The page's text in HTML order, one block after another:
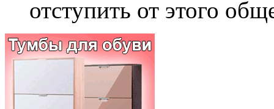
отступить от этого